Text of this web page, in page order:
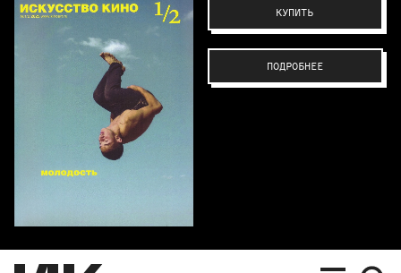
КУПИТЬ
ПОДРОБНЕЕ